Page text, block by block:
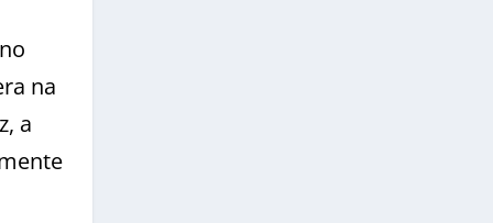
na
a